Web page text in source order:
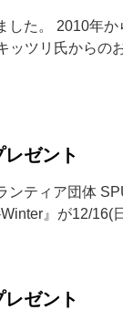
した。 2010年
ツリ氏からの
ゼント
ンティア団体
』が12/16(
ゼント